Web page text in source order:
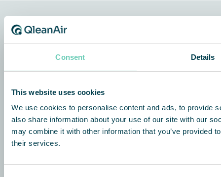
Consent Details
This website uses cookies
We use cookies to personalise content and ads, to provide
also share information about your use of our site with our
may combine it with other information that you’ve provided
their services.
QleanAir Scandinavia
QleanAir Scandinavian France
30 Rue Godot de Mauroy
France
+33 153 304 153
info@qleanair.fr
Airport Plaza – Stockholm Building